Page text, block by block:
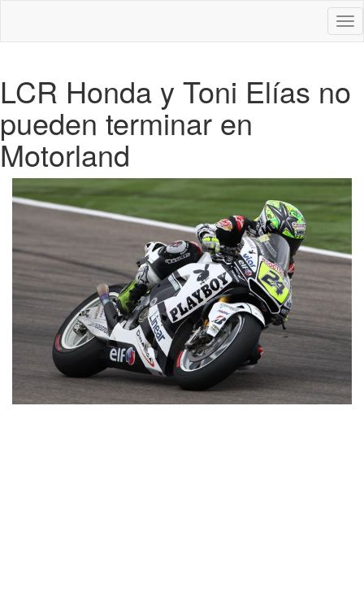
LCR Honda y Toni Elías no
pueden terminar en
Motorland